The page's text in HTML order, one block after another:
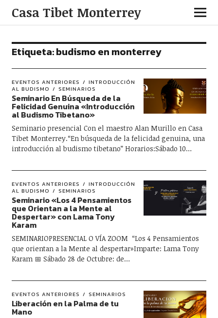
Casa Tibet Monterrey
Etiqueta:budismo en monterrey
EVENTOS ANTERIORES
INTRODUCCIÓN
AL BUDISMO
SEMINARIOS
Seminario En Búsqueda de la
Felicidad Genuina «Introducción
al Budismo Tibetano»
Seminario presencial Con el maestro Alan Murillo en Casa
Tibet Monterrey.“En búsqueda de la felicidad genuina, una
introducción al budismo tibetano” Horarios:Sábado 10…
EVENTOS ANTERIORES
INTRODUCCIÓN
AL BUDISMO
SEMINARIOS
Seminario «Los 4 Pensamientos
que Orientan a la Mente al
Despertar» con Lama Tony
Karam
SEMINARIOPRESENCIAL O VÍA ZOOM “Los 4 Pensamientos
que orientan a la Mente al despertar»Imparte: Lama Tony
Karam 📅 Sábado 28 de Octubre: de…
EVENTOS ANTERIORES SEMINARIOS
Liberación en la Palma de tu
Mano